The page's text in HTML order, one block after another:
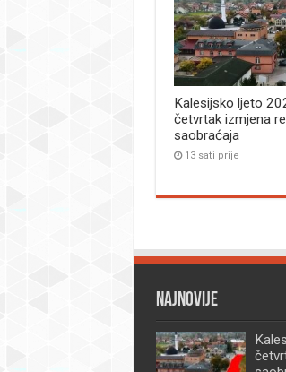
Kalesijsko ljeto
četvrtak izmjena
saobraćaja
13 sati prije
Najnovije